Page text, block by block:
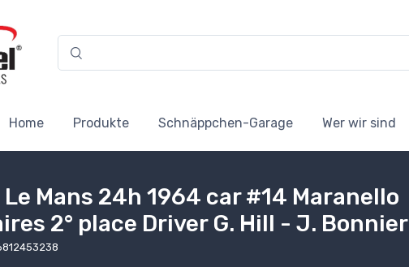
Home Produkte Schnäppchen-Garage Wer wir sind
Mans 24h 1964 car #14 Maranello
2° place Driver G. Hill - J. Bonnier